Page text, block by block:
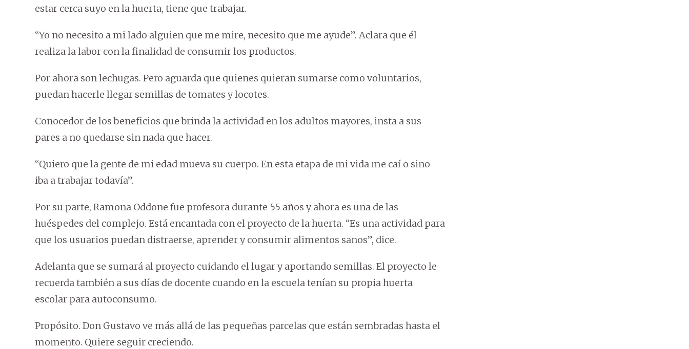
estar cerca suyo en la huerta, tiene que trabajar.
“Yo no necesito a mi lado alguien que me mire, necesito que me ayude”. Aclara que él
realiza la labor con la finalidad de consumir los productos.
Por ahora son lechugas. Pero aguarda que quienes quieran sumarse como voluntarios,
puedan hacerle llegar semillas de tomates y locotes.
Conocedor de los beneficios que brinda la actividad en los adultos mayores, insta a sus
pares a no quedarse sin nada que hacer.
“Quiero que la gente de mi edad mueva su cuerpo. En esta etapa de mi vida me caí o sino
iba a trabajar todavía”.
Por su parte, Ramona Oddone fue profesora durante 55 años y ahora es una de las
huéspedes del complejo. Está encantada con el proyecto de la huerta. “Es una actividad para
que los usuarios puedan distraerse, aprender y consumir alimentos sanos”, dice.
Adelanta que se sumará al proyecto cuidando el lugar y aportando semillas. El proyecto le
recuerda también a sus días de docente cuando en la escuela tenían su propia huerta
escolar para autoconsumo.
Propósito. Don Gustavo ve más allá de las pequeñas parcelas que están sembradas hasta el
momento. Quiere seguir creciendo.